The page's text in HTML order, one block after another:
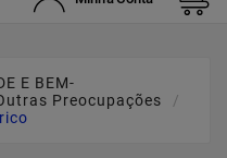
E BEM-
Preocupações